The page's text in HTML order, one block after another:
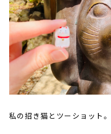
私の招き猫とツーショット。